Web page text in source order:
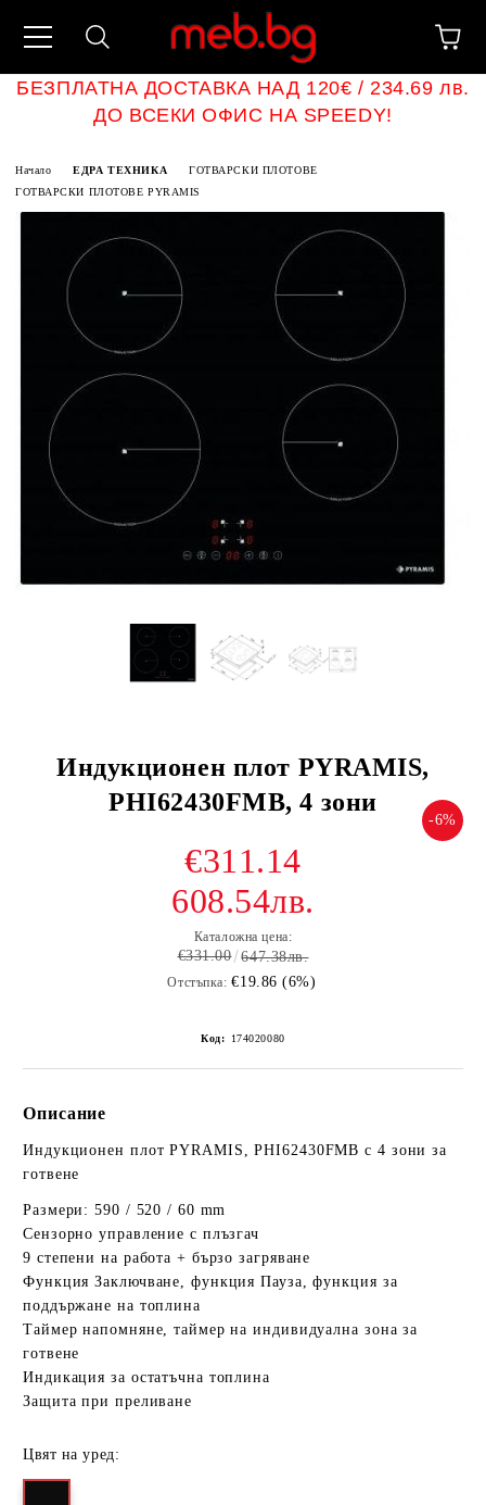
БЕЗПЛАТНА ДОСТАВКА НАД 120€ / 234.69 лв.
ДО ВСЕКИ ОФИС НА SPEEDY!
Начало ЕДРА ТЕХНИКА
ГОТВАРСКИ ПЛОТОВЕ
ГОТВАРСКИ ПЛОТОВЕ PYRAMIS
Индукционен плот PYRAMIS,
PHI62430FMB, 4 зони
-6%
€311.14
608.54лв.
Каталожна цена:
€331.00 647.38лв.
Отстъпка: €19.86 (6%)
Код: 174020080
Описание
Индукционен плот PYRAMIS, PHI62430FMB с 4 зони за
готвене
Размери: 590 / 520 / 60 mm
Сензорно управление с плъзгач
9 степени на работа + бързо загряване
Функция Заключване, функция Пауза, функция за
поддържане на топлина
Таймер напомняне, таймер на индивидуална зона за
готвене
Индикация за остатъчна топлина
Защита при преливане
Цвят на уред: